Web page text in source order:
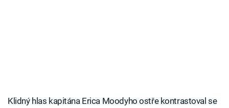
Klidný hlas kapitána Erica Moodyho ostře kontrastoval se